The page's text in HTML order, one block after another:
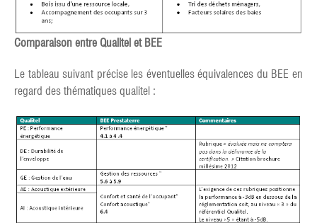
Comparaison entre Qualitel et BEE
Le tableau suivant précise les éventuelles équivalences du BEE en
regard des thématiques qualitel :